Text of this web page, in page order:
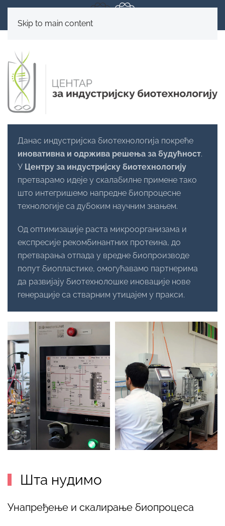
Skip to main content
Данас индустријска биотехнологија покреће
иновативна и одржива решења за будућност.
У Центру за индустријску биотехнологију
претварамо идеје у скалабилне примене тако
што интегришемо напредне биопроцесне
технологије са дубоким научним знањем.
Од оптимизације раста микроорганизама и
експресије рекомбинантних протеина, до
претварања отпада у вредне биопроизводе
попут биопластике, омогућавамо партнерима
да развијају биотехнолошке иновације нове
генерације са стварним утицајем у пракси.
Шта нудимо
Унапређење и скалирање биопроцеса